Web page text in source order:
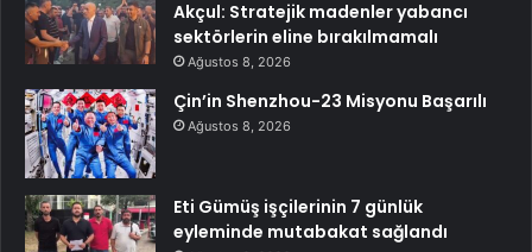
Akçul: Stratejik madenler yabancı
sektörlerin eline bırakılmamalı
Ağustos 8, 2026
Çin’in Shenzhou-23 Misyonu Başarılı
Ağustos 8, 2026
Eti Gümüş işçilerinin 7 günlük
eyleminde mutabakat sağlandı